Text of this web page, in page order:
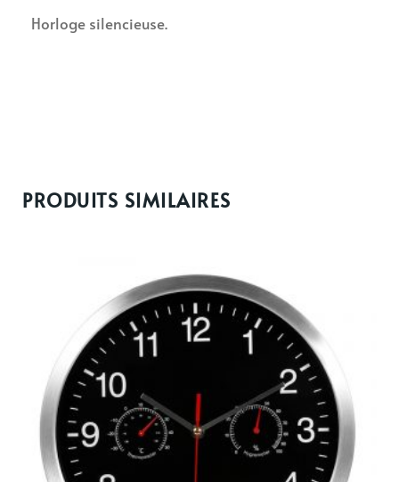
Horloge silencieuse.
PRODUITS SIMILAIRES